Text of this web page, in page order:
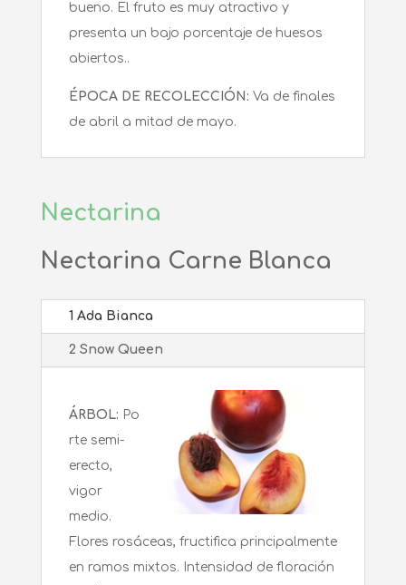
bueno. El fruto es muy atractivo y
presenta un bajo porcentaje de huesos
abiertos..
ÉPOCA DE RECOLECCIÓN: Va de finales
de abril a mitad de mayo.
Nectarina
Nectarina Carne Blanca
1 Ada Bianca
2 Snow Queen
ÁRBOL: Po
rte semi-
erecto,
vigor
medio.
Flores rosáceas, fructifica principalmente
en ramos mixtos. Intensidad de floración